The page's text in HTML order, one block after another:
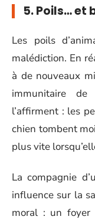
5. Poils… et
Les poils
malédiction. En
à de nouveaux
immunitaire de
l’affirment : les
chien tombent
plus vite
La compagnie
influence sur la
moral : un foyer